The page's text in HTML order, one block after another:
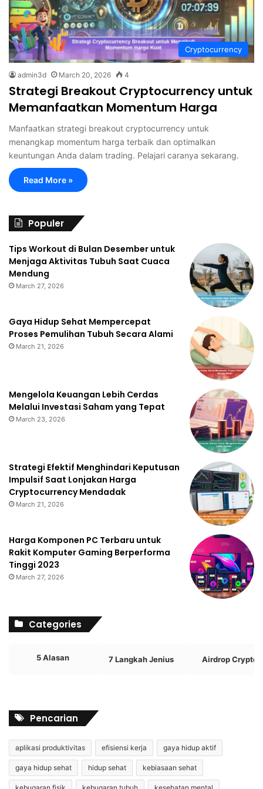
Cryptocurrency
admin3d March 20, 2026 4
Strategi Breakout Cryptocurrency untuk
Memanfaatkan Momentum Harga
Manfaatkan strategi breakout cryptocurrency untuk
menangkap momentum harga terbaik dan optimalkan
keuntungan Anda dalam trading. Pelajari caranya sekarang.
Read More »
Populer
Tips Workout di Bulan Desember untuk
Menjaga Aktivitas Tubuh Saat Cuaca
Mendung
March 27, 2026
Gaya Hidup Sehat Mempercepat
Proses Pemulihan Tubuh Secara Alami
March 21, 2026
Mengelola Keuangan Lebih Cerdas
Melalui Investasi Saham yang Tepat
March 23, 2026
Strategi Efektif Menghindari Keputusan
Impulsif Saat Lonjakan Harga
Cryptocurrency Mendadak
March 21, 2026
Harga Komponen PC Terbaru untuk
Rakit Komputer Gaming Berperforma
Tinggi 2023
March 27, 2026
Categories
5 Alasan 7 Langkah Jenius Airdrop Crypto
Pencarian
aplikasi produktivitas efisiensi kerja gaya hidup aktif
gaya hidup sehat hidup sehat kebiasaan sehat